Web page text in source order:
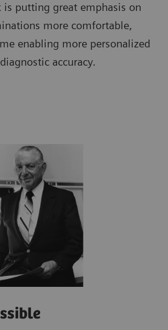
putting great emphasis on
more comfortable,
enabling more personalized
accuracy.